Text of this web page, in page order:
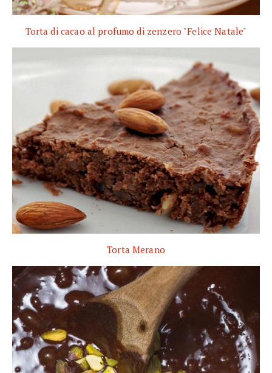
Torta di cacao al profumo di zenzero "Felice Natale"
Torta Merano